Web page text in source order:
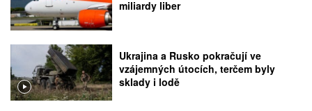
miliardy liber
Ukrajina a Rusko pokračují ve
vzájemných útocích, terčem byly
sklady i lodě